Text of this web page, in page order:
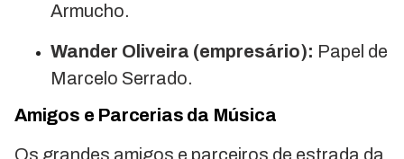
Armucho.
Wander Oliveira (empresário): Papel de
Marcelo Serrado.
Amigos e Parcerias da Música
Os grandes amigos e parceiros de estrada da